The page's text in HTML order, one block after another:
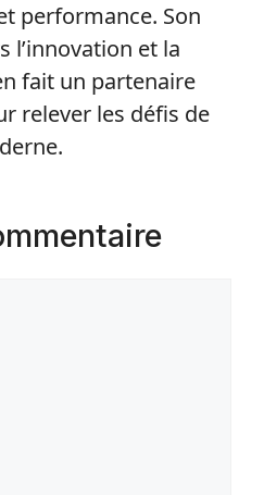
performance. Son
l’innovation et la
fait un partenaire
relever les défis de